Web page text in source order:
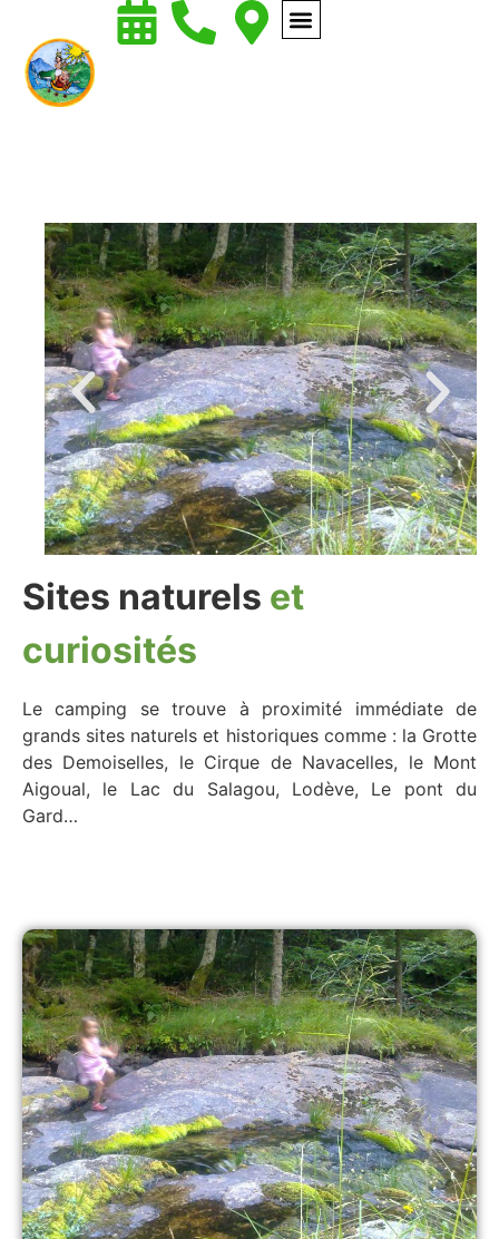
Sites naturels et
curiosités
Le camping se trouve à proximité immédiate de
grands sites naturels et historiques comme : la Grotte
des Demoiselles, le Cirque de Navacelles, le Mont
Aigoual, le Lac du Salagou, Lodève, Le pont du
Gard…